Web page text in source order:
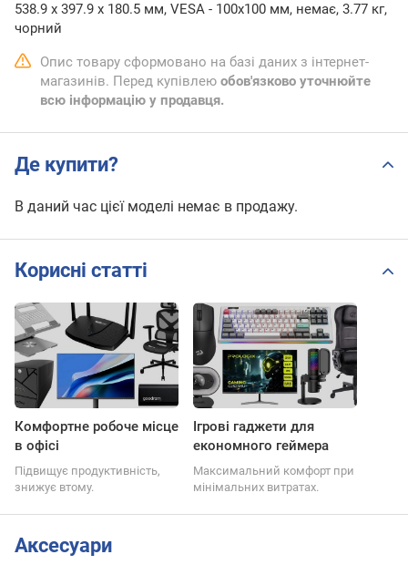
538.9 х 397.9 х 180.5 мм, VESA - 100x100 мм, немає, 3.77 кг,
чорний
Опис товару сформовано на базі даних з інтернет-
магазинів. Перед купівлею обов'язково уточнюйте
всю інформацію у продавця.
Де купити?
В даний час цієї моделі немає в продажу.
Корисні статті
Комфортне робоче місце
в офісі
Підвищує продуктивність,
знижує втому.
Ігрові гаджети для
економного геймера
Максимальний комфорт при
мінімальних витратах.
Аксесуари